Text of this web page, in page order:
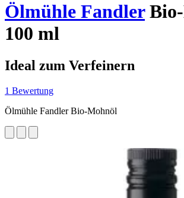
Ölmühle Fandler
100 ml
Ideal zum Verfeinern
1 Bewertung
Ölmühle Fandler Bio-Mohnöl